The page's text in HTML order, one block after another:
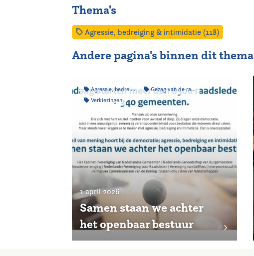
Thema's
Agressie, bedreiging & intimidatie (118)
Andere pagina's binnen dit thema
Agressie, bedreiging & intimidatie
Gezag van de raad
Verkiezingen
1 april 2026
Samen staan we achter
het openbaar bestuur